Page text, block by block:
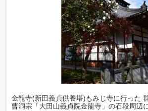
金龍寺(新田義貞供養塔)もみじ寺に行った
曹洞宗「大田山義貞院金龍寺」の石段周辺